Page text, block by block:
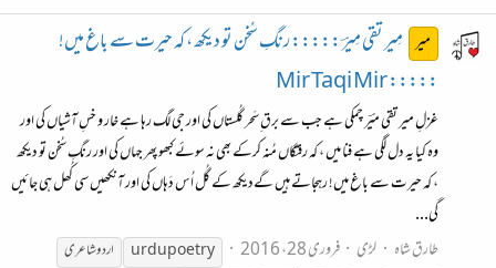
میر مِیر تقی مِیرؔ ::::: رنگِ سُخن تو دیکھ ، کہ حیرت سے باغ میں!
::::: Mir Taqi Mir
غزلِ میر تقی میؔر چمکی ہے جب سے برق ِسَحر گُلستاں کی اور جی لگ رہا ہے خار و خسِ آشیاں کی اور
وہ کیا یہ دل لگی ہے فنا میں ، کہ رفتگاں مُنہ کرکے بھی نہ سوئے کبھو پھر جہاں کی اور رنگِ سُخن تو دیکھ
، کہ حیرت سے باغ میں! رہجاتے ہیں گےدیکھ کے گُل اُس دَہاں کی اور آنکھیں سی کُھل ہی جائیں
گی...
طارق شاہ
لڑی فروری 28، 2016 urdupoetry
اردو شاعری